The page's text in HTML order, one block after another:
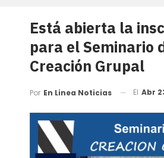
Está abierta la
para el Seminario
Creación Grupal
Por En Linea Noticias El Abr